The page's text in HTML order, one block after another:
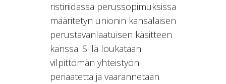
ristiriidassa perussopimuksissa
määritetyn unionin kansalaisen
perustavanlaatuisen käsitteen
kanssa. Sillä loukataan
vilpittömän yhteistyön
periaatetta ja vaarannetaan